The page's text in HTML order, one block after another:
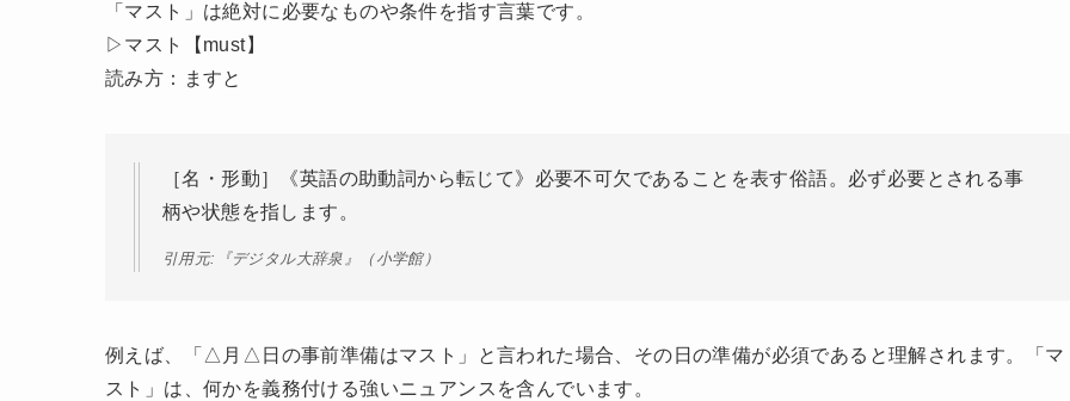
「マスト」は絶対に必要なものや条件を指す言葉です。
▷マスト【must】
読み方：ますと
［名・形動］《英語の助動詞から転じて》必要不可欠であることを表す俗語。必ず必要とされる事
柄や状態を指します。
引用元:『デジタル大辞泉』（小学館）
例えば、「△月△日の事前準備はマスト」と言われた場合、その日の準備が必須であると理解されます。「マ
スト」は、何かを義務付ける強いニュアンスを含んでいます。